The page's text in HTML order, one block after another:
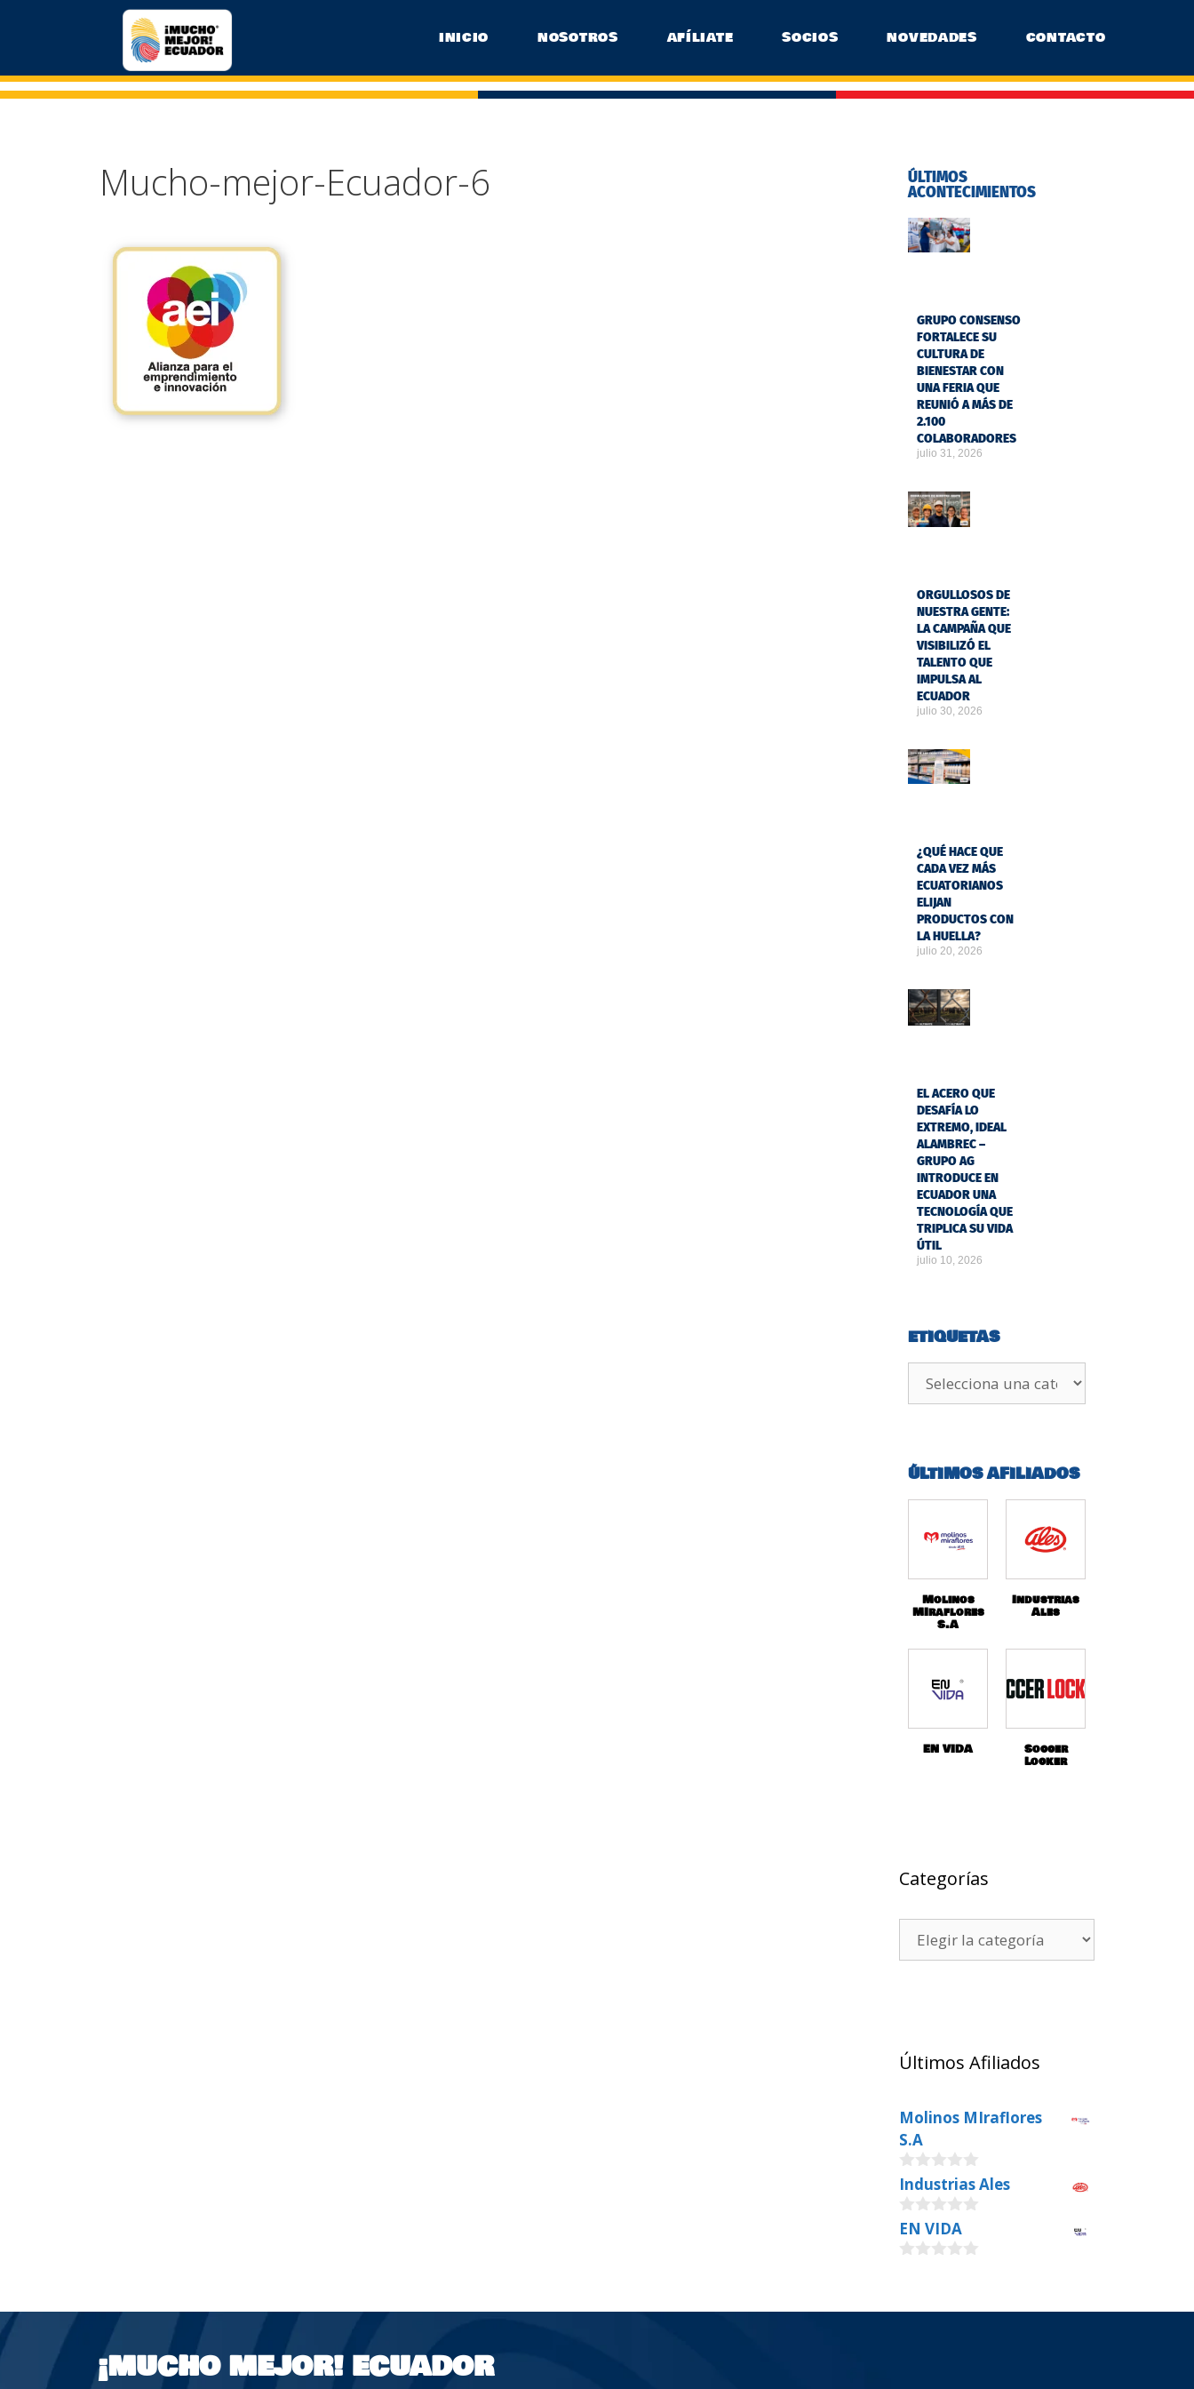
INICIO NOSOTROS AFÍLIATE SOCIOS NOVEDADES CONTACTO
Mucho-mejor-Ecuador-6
ÚLTIMOS
ACONTECIMIENTOS
GRUPO CONSENSO
FORTALECE SU
CULTURA DE
BIENESTAR CON
UNA FERIA QUE
REUNIÓ A MÁS DE
2.100
COLABORADORES
julio 31, 2026
ORGULLOSOS DE
NUESTRA GENTE:
LA CAMPAÑA QUE
VISIBILIZÓ EL
TALENTO QUE
IMPULSA AL
ECUADOR
julio 30, 2026
¿QUÉ HACE QUE
CADA VEZ MÁS
ECUATORIANOS
ELIJAN
PRODUCTOS CON
LA HUELLA?
julio 20, 2026
EL ACERO QUE
DESAFÍA LO
EXTREMO, IDEAL
ALAMBREC –
GRUPO AG
INTRODUCE EN
ECUADOR UNA
TECNOLOGÍA QUE
TRIPLICA SU VIDA
ÚTIL
julio 10, 2026
ETIQUETAS
ÚLTIMOS AFILIADOS
Molinos
MIraflores
S.A
Industrias
Ales
EN VIDA Soccer
Locker
Categorías
Últimos Afiliados
Molinos MIraflores
S.A
0
o
u
t
o
f
Industrias Ales
0
o
u
5
EN VIDA
t
¡MUCHO MEJOR! ECUADOR